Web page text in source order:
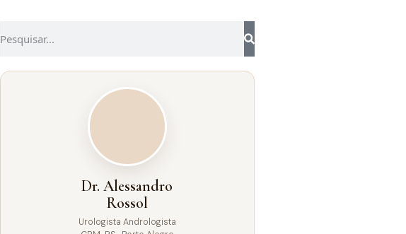
Dr. Alessandro
Rossol
Urologista Andrologista